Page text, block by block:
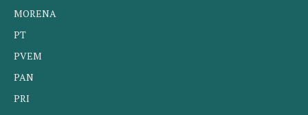
MORENA
PT
PVEM
PAN
PRI